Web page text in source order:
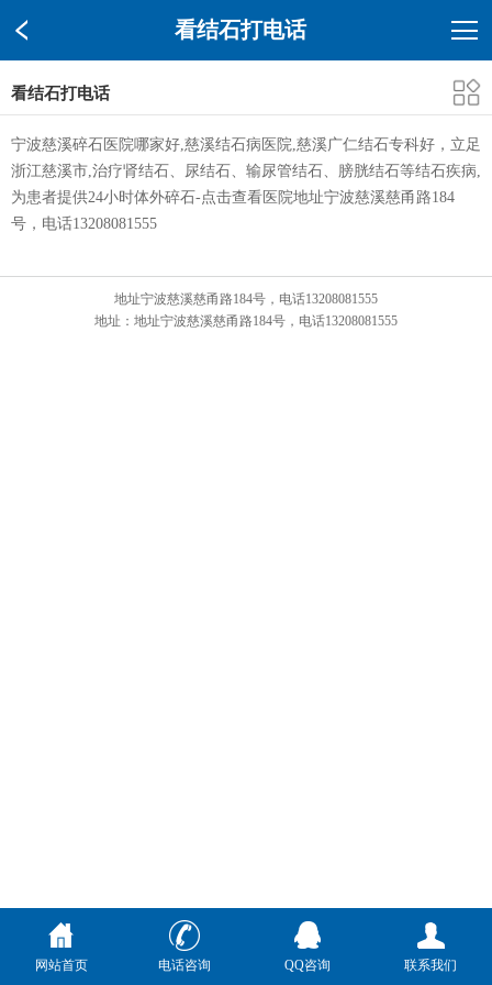
看结石打电话
看结石打电话
宁波慈溪碎石医院哪家好,慈溪结石病医院,慈溪广仁结石专科好，立足
浙江慈溪市,治疗肾结石、尿结石、输尿管结石、膀胱结石等结石疾病,
为患者提供24小时体外碎石-点击查看医院地址宁波慈溪慈甬路184
号，电话13208081555
地址宁波慈溪慈甬路184号，电话13208081555
地址：地址宁波慈溪慈甬路184号，电话13208081555
网站首页 电话咨询 QQ咨询 联系我们